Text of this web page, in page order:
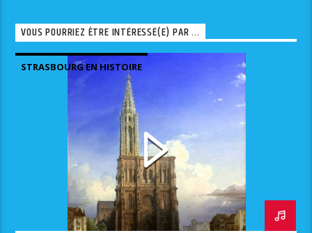
VOUS POURRIEZ ÊTRE INTÉRESSÉ(E) PAR ...
STRASBOURG EN HISTOIRE